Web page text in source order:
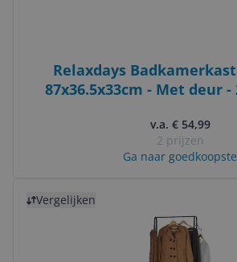
Relaxdays
87x36.5x33cm - Met deur
v.a. € 54,99
2 prijzen
Ga naar goedkoopste
Vergelijken